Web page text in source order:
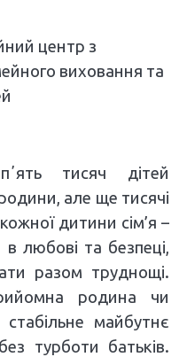
центр з
виховання та
тисяч дітей
але ще тисячі
дитини сім’я –
любові та безпеці,
разом труднощі.
родина чи
майбутнє
турботи батьків.